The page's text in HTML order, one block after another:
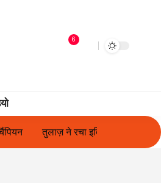
6
विश्वविद्यालय फिल्म अभिनेत्री